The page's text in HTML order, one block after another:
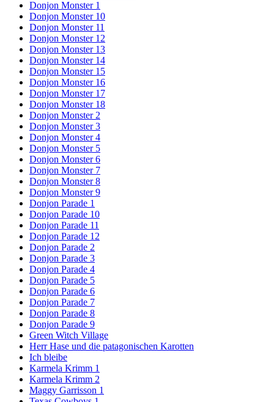
Donjon Monster 1
Donjon Monster 10
Donjon Monster 11
Donjon Monster 12
Donjon Monster 13
Donjon Monster 14
Donjon Monster 15
Donjon Monster 16
Donjon Monster 17
Donjon Monster 18
Donjon Monster 2
Donjon Monster 3
Donjon Monster 4
Donjon Monster 5
Donjon Monster 6
Donjon Monster 7
Donjon Monster 8
Donjon Monster 9
Donjon Parade 1
Donjon Parade 10
Donjon Parade 11
Donjon Parade 12
Donjon Parade 2
Donjon Parade 3
Donjon Parade 4
Donjon Parade 5
Donjon Parade 6
Donjon Parade 7
Donjon Parade 8
Donjon Parade 9
Green Witch Village
Herr Hase und die patagonischen Karotten
Ich bleibe
Karmela Krimm 1
Karmela Krimm 2
Maggy Garrisson 1